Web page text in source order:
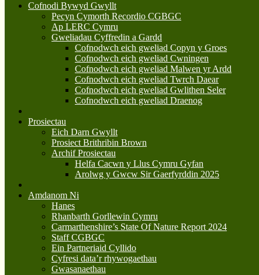
Cofnodi Bywyd Gwyllt
Pecyn Cymorth Recordio CGBGC
Ap LERC Cymru
Gweliadau Cyffredin a Gardd
Cofnodwch eich gweliad Copyn y Groes
Cofnodwch eich gweliad Cwningen
Cofnodwch eich gweliad Malwen yr Ardd
Cofnodwch eich gweliad Twrch Daear
Cofnodwch eich gweliad Gwlithen Seler
Cofnodwch eich gweliad Draenog
Prosiectau
Eich Darn Gwyllt
Prosiect Brithribin Brown
Archif Prosiectau
Helfa Cacwn y Llus Cymru Gyfan
Arolwg y Gwcw Sir Gaerfyrddin 2025
Amdanom Ni
Hanes
Rhanbarth Gorllewin Cymru
Carmarthenshire’s State Of Nature Report 2024
Staff CGBGC
Ein Partneriaid Cyllido
Cyfresi data’r rhywogaethau
Gwasanaethau